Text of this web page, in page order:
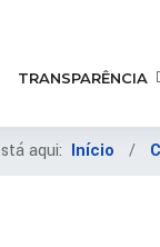
TRANSPARÊNCIA
aqui: Início